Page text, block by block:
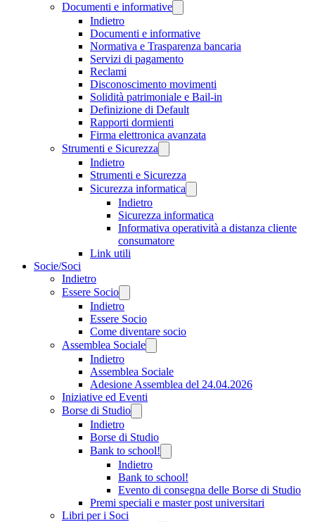
Documenti e informative
Indietro
Documenti e informative
Normativa e Trasparenza bancaria
Servizi di pagamento
Reclami
Disconoscimento movimenti
Solidità patrimoniale e Bail-in
Definizione di Default
Rapporti dormienti
Firma elettronica avanzata
Strumenti e Sicurezza
Indietro
Strumenti e Sicurezza
Sicurezza informatica
Indietro
Sicurezza informatica
Informativa operatività a distanza cliente
consumatore
Link utili
Socie/Soci
Indietro
Essere Socio
Indietro
Essere Socio
Come diventare socio
Assemblea Sociale
Indietro
Assemblea Sociale
Adesione Assemblea del 24.04.2026
Iniziative ed Eventi
Borse di Studio
Indietro
Borse di Studio
Bank to school!
Indietro
Bank to school!
Evento di consegna delle Borse di Studio
Premi speciali e master post universitari
Libri per i Soci